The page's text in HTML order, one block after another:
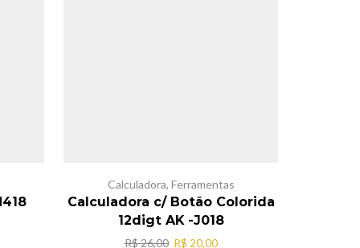
Calculadora, Ferramentas
Calculadora c/ Botão Colorida
12digt AK -J018
R$26,00 O
R$ 20,00O